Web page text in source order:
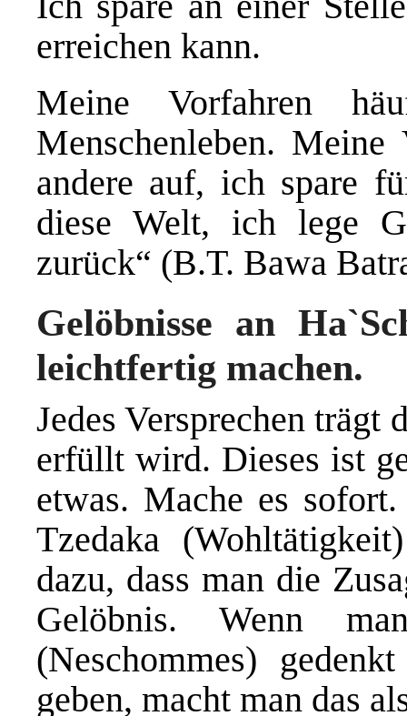
erreichen kann.
Meine Vorfahren
Menschenleben.
andere auf, ich spare
diese Welt, ich lege
zurück“ (B.T. Bawa
Gelöbnisse an
leichtfertig machen.
Jedes Versprechen trägt
erfüllt wird. Dieses ist
etwas. Mache es
Tzedaka
dazu, dass man die
Gelöbnis. Wenn
(Neschommes)
geben, macht man das